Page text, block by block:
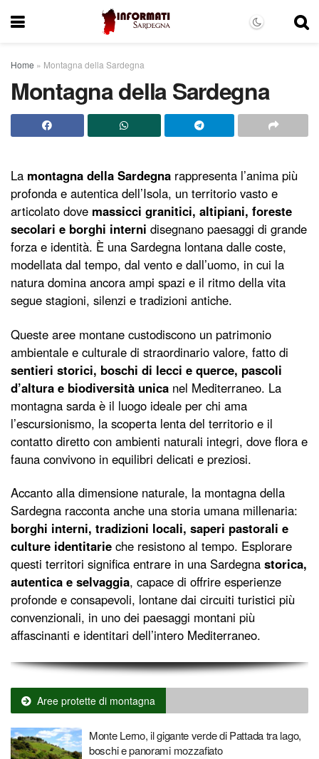
Home » Montagna della Sardegna
Montagna della Sardegna
La montagna della Sardegna rappresenta l’anima più
profonda e autentica dell’Isola, un territorio vasto e
articolato dove massicci granitici, altipiani, foreste
secolari e borghi interni disegnano paesaggi di grande
forza e identità. È una Sardegna lontana dalle coste,
modellata dal tempo, dal vento e dall’uomo, in cui la
natura domina ancora ampi spazi e il ritmo della vita
segue stagioni, silenzi e tradizioni antiche.
Queste aree montane custodiscono un patrimonio
ambientale e culturale di straordinario valore, fatto di
sentieri storici, boschi di lecci e querce, pascoli
d’altura e biodiversità unica nel Mediterraneo. La
montagna sarda è il luogo ideale per chi ama
l’escursionismo, la scoperta lenta del territorio e il
contatto diretto con ambienti naturali integri, dove flora e
fauna convivono in equilibri delicati e preziosi.
Accanto alla dimensione naturale, la montagna della
Sardegna racconta anche una storia umana millenaria:
borghi interni, tradizioni locali, saperi pastorali e
culture identitarie che resistono al tempo. Esplorare
questi territori significa entrare in una Sardegna storica,
autentica e selvaggia, capace di offrire esperienze
profonde e consapevoli, lontane dai circuiti turistici più
convenzionali, in uno dei paesaggi montani più
affascinanti e identitari dell’intero Mediterraneo.
Aree protette di montagna
Monte Lerno, il gigante verde di Pattada tra lago,
boschi e panorami mozzafiato